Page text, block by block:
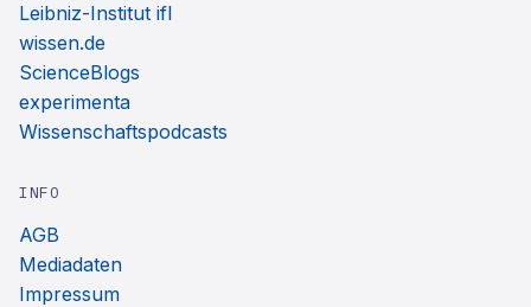
Leibniz-Institut ifl
wissen.de
ScienceBlogs
experimenta
Wissenschaftspodcasts
INFO
AGB
Mediadaten
Impressum